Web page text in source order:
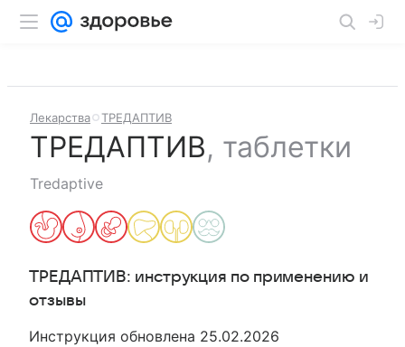
Лекарства ТРЕДАПТИВ
ТРЕДАПТИВ, таблетки
Tredaptive
ТРЕДАПТИВ: инструкция по применению и
отзывы
Инструкция обновлена 25.02.2026